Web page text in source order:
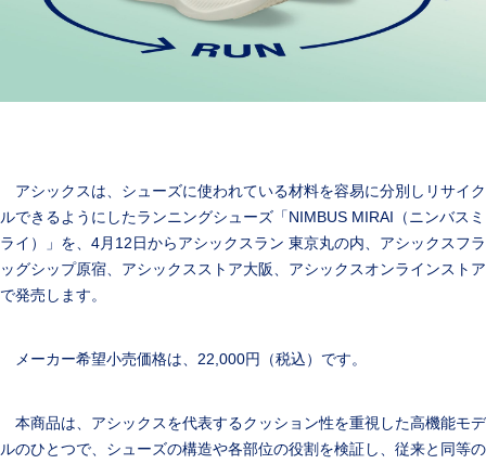
アシックスは、シューズに使われている材料を容易に分別しリサイク
ルできるようにしたランニングシューズ「NIMBUS MIRAI（ニンバスミ
ライ）」を、4月12日からアシックスラン 東京丸の内、アシックスフラ
ッグシップ原宿、アシックスストア大阪、アシックスオンラインストア
で発売します。
メーカー希望小売価格は、22,000円（税込）です。
本商品は、アシックスを代表するクッション性を重視した高機能モデ
ルのひとつで、シューズの構造や各部位の役割を検証し、従来と同等の